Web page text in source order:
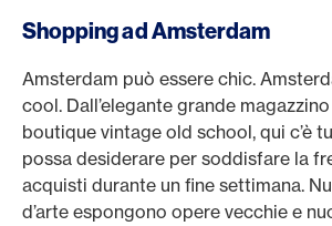
Shopping ad Amsterdam
Amsterdam può essere chic.
cool. Dall’elegante grande
boutique vintage old school, qui c’è
possa desiderare per soddisfare la
acquisti durante un fine settimana.
d’arte espongono opere vecchie e